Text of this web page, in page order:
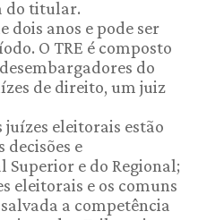
do titular.
dois anos e pode ser
O TRE é composto
do
de direito, um juiz
juízes eleitorais estão
e
e do Regional;
eleitorais e os comuns
a competência